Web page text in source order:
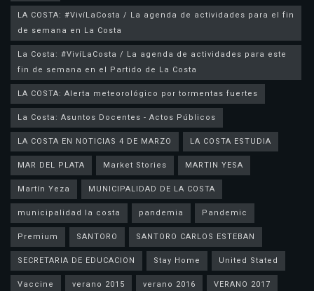
LA COSTA: #VivíLaCosta / La agenda de actividades para el fin
de semana en La Costa
La Costa: #VivíLaCosta / La agenda de actividades para este
fin de semana en el Partido de La Costa
LA COSTA: Alerta meteorológico por tormentas fuertes
La Costa: Asuntos Docentes - Actos Públicos
LA COSTA EN NOTICIAS 4 DE MARZO
LA COSTA ESTUDIA
MAR DEL PLATA
Market Stories
MARTIN YESA
Martín Yeza
MUNICIPALIDAD DE LA COSTA
municipalidad la costa
pandemia
Pandemic
Premium
SANTORO
SANTORO CARLOS ESTEBAN
SECRETARIA DE EDUCACION
Stay Home
United Stated
Vaccine
verano 2015 verano 2016
VERANO 2017